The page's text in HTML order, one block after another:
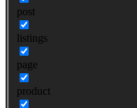
post
listings
page
product